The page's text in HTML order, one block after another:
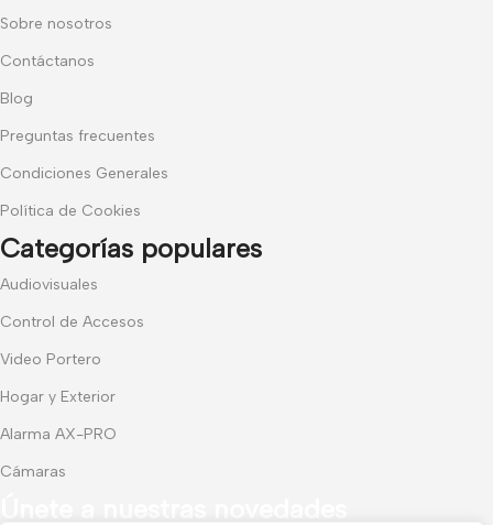
Sobre nosotros
Contáctanos
Blog
Preguntas frecuentes
Condiciones Generales
Política de Cookies
Categorías populares
Audiovisuales
Control de Accesos
Video Portero
Hogar y Exterior
Alarma AX-PRO
Cámaras